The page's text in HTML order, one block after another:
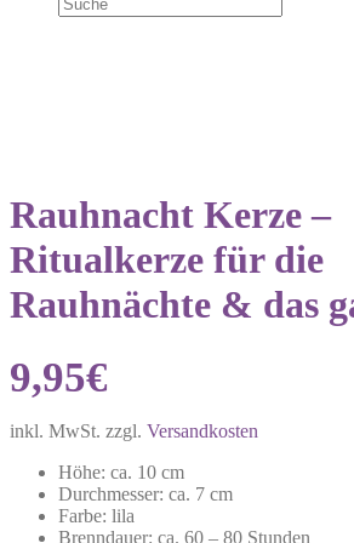
Rauhnacht Kerze –
Ritualkerze für die
Rauhnächte & das
9,95€
inkl. MwSt. zzgl. Versandkosten
Höhe: ca. 10 cm
Durchmesser: ca. 7 cm
Farbe: lila
Brenndauer: ca. 60 – 80 Stunden